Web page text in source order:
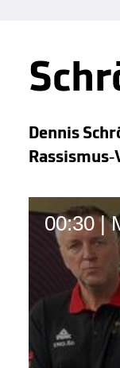
Dennis
00:30 |